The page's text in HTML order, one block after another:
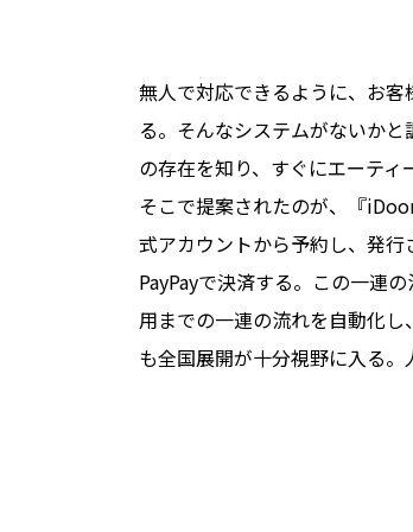
無人で対応できるように、お
る。そんなシステムがないか
の存在を知り、すぐにエーティ
そこで提案されたのが、『
式アカウントから予約し、発
PayPayで決済する。この一連
用までの一連の流れを自動化
も全国展開が十分視野に入る。